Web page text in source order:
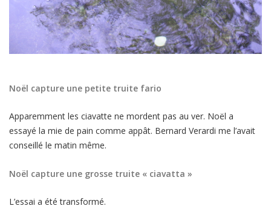
Noël capture une petite truite fario
Apparemment les ciavatte ne mordent pas au ver. Noël a
essayé la mie de pain comme appât. Bernard Verardi me l’avait
conseillé le matin même.
Noël capture une grosse truite « ciavatta »
L’essai a été transformé.